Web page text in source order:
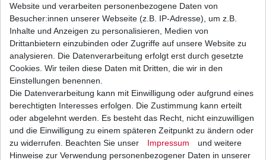
Drei (3) neueÖlfilter
aus dem Zubehör in
Erstausrüsterqualität
HONDA
XR600 R
Typ: PE04
Website und verarbeiten personenbezogene Daten von
Besucher:innen unserer Webseite (z.B. IP-Adresse), um z.B.
Inhalte und Anzeigen zu personalisieren, Medien von
Drittanbietern einzubinden oder Zugriffe auf unsere Website zu
analysieren. Die Datenverarbeitung erfolgt erst durch gesetzte
Cookies. Wir teilen diese Daten mit Dritten, die wir in den
Einstellungen benennen.
Die Datenverarbeitung kann mit Einwilligung oder aufgrund eines
berechtigten Interesses erfolgen. Die Zustimmung kann erteilt
oder abgelehnt werden. Es besteht das Recht, nicht einzuwilligen
und die Einwilligung zu einem späteren Zeitpunkt zu ändern oder
zu widerrufen. Beachten Sie unser
Impressum
und weitere
Hinweise zur Verwendung personenbezogener Daten in unserer